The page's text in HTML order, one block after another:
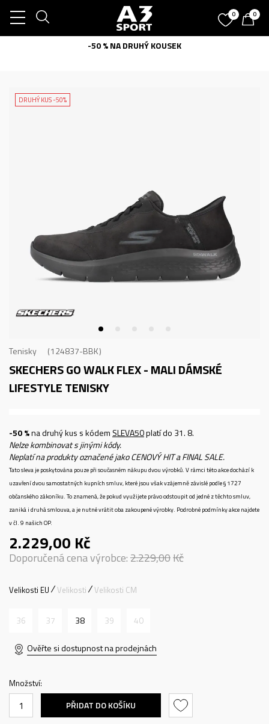
0 0
-50 % NA DRUHÝ KOUSEK
DRUHÝ KUS -50%
Tenisky 124837-BBK
SKECHERS GO WALK FLEX - MALIDÁMSKÉ
LIFESTYLE TENISKY
-50 %na druhý kus s kódem SLEVA50platí do 31. 8.
Nelze kombinovat s jinými kódy.
Neplatí na produkty označené jako CENOVÝ HIT a FINAL SALE.
Tato sleva je poskytována pouze při současném nákupu dvou výrobků. V rámci této akce dochází k
uzavření dvou samostatných kupních smluv, které jsou však vzájemně závislé podle § 1727
občanského zákoníku. To znamená, že pokud využijete právo odstoupit od jedné z těchto smluv,
zaniká i druhá smlouva, a je nutné vrátit oba zakoupené výrobky. Podrobné podmínky akce najdete
v čl. 9 našich OP.
2.229,00 Kč
Doporučená cena výrobce:2.229,00Kč
Velikosti EU Velikosti Velikosti CM
36 37 38 39 40
Ověřte si dostupnost na prodejnách
Množství:
PŘIDAT DO KOŠÍKU